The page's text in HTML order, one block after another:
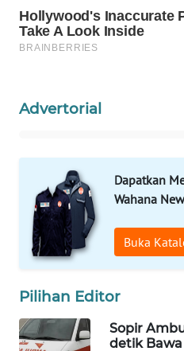
Advertorial
Dapatkan
Wahana
Buka
Pilihan Editor
Sopir
detik Bawa
INFRASTRUKTUR
WAHANA
TRAVEL
WAHANA
TV
WAHANANEWS
ID